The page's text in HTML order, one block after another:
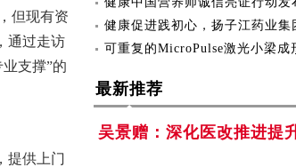
但现有资
通过走访
支撑”的
提供上门
健康促进践初心，扬子江药业集
可重复的MicroPulse激光小梁成
最新推荐
吴景赠：深化医改推进提